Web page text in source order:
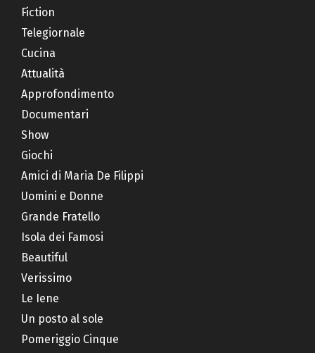
Fiction
Telegiornale
Cucina
Attualità
Approfondimento
Documentari
Show
Giochi
Amici di Maria De Filippi
Uomini e Donne
Grande Fratello
Isola dei Famosi
Beautiful
Verissimo
Le Iene
Un posto al sole
Pomeriggio Cinque